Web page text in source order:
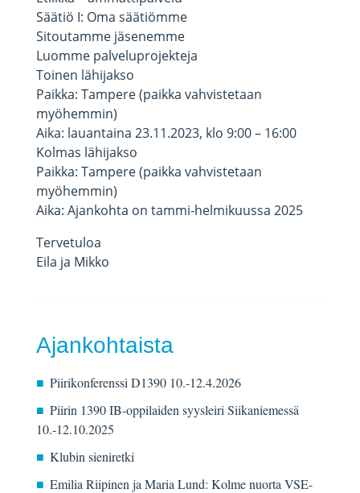
Säätiö I: Oma säätiömme
Sitoutamme jäsenemme
Luomme palveluprojekteja
Toinen lähijakso
Paikka: Tampere (paikka vahvistetaan
myöhemmin)
Aika: lauantaina 23.11.2023, klo 9:00 – 16:00
Kolmas lähijakso
Paikka: Tampere (paikka vahvistetaan
myöhemmin)
Aika: Ajankohta on tammi-helmikuussa 2025
Tervetuloa
Eila ja Mikko
Ajankohtaista
Piirikonferenssi D1390 10.-12.4.2026
Piirin 1390 IB-oppilaiden syysleiri Siikaniemessä
10.-12.10.2025
Klubin sieniretki
Emilia Riipinen ja Maria Lund: Kolme nuorta VSE-